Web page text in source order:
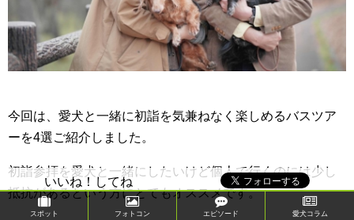
いいね！してね
今回は、愛犬と一緒に初詣を気兼ねなく楽しめるバスツア
ーを4選ご紹介しました。
初詣参拝を愛犬と一緒にしたいけど個人で行くのには少し
抵抗があるという方にとてもオススメです。
スポット フォトコン エピソード 愛犬コラム